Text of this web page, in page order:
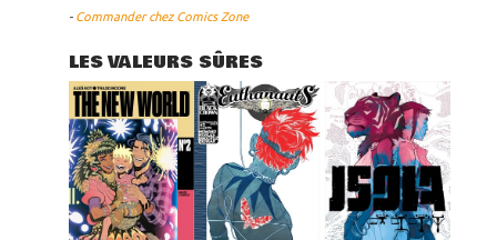
- Commander chez Comics Zone
LES VALEURS SÛRES